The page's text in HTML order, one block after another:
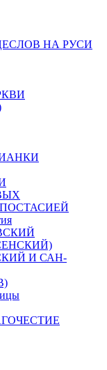
НА РУСИ
И САН-